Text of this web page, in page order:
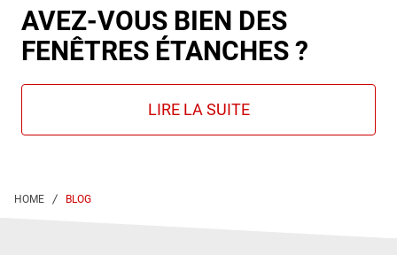
AVEZ-VOUS BIEN DES
FENÊTRES ÉTANCHES ?
BLOG